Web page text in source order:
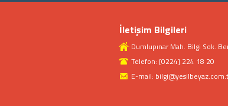
İletişim Bilgileri
Dumlupınar Mah. Bilgi Sok.
Telefon: [0224] 224 18 20
E-mail: